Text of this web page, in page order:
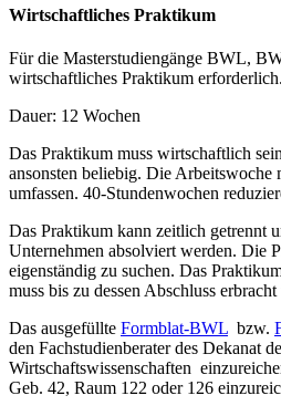
Wirtschaftliches Praktikum
Für die Masterstudiengänge BWL,
wirtschaftliches Praktikum erforderlich.
Dauer: 12 Wochen
Das Praktikum muss wirtschaftlich
ansonsten beliebig. Die Arbeitswoche
umfassen. 40-Stundenwochen
Das Praktikum kann zeitlich getrennt
Unternehmen absolviert werden. Die
eigenständig zu suchen. Das
muss bis zu dessen Abschluss
Das ausgefüllte Formblat-BWL bzw.
den Fachstudienberater des Dekanat
Wirtschaftswissenschaften
Geb. 42, Raum 122 oder 126